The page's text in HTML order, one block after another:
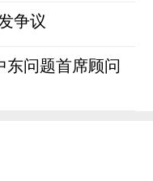
争议
问题首席顾问